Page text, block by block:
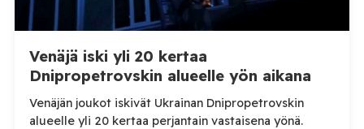
Venäjä iski yli 20 kertaa
Dnipropetrovskin alueelle yön aikana
Venäjän joukot iskivät Ukrainan Dnipropetrovskin
alueelle yli 20 kertaa perjantain vastaisena yönä.